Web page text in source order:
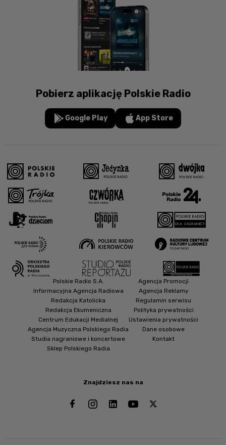
Pobierz aplikację Polskie Radio
Google Play App Store
Znajdziesz nas na
Polskie Radio S.A.
Informacyjna Agencja Radiowa
Redakcja Katolicka
Redakcja Ekumeniczna
Centrum Edukacji Medialnej
Agencja Muzyczna Polskiego Radia
Studia nagraniowe i koncertowe
Sklep Polskiego Radia
Agencja Promocji
Agencja Reklamy
Regulamin serwisu
Polityka prywatności
Ustawienia prywatności
Dane osobowe
Kontakt